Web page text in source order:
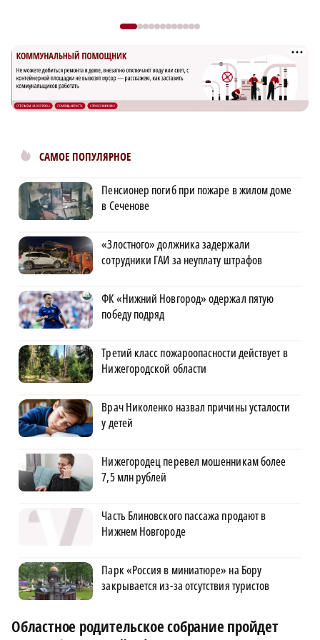
САМОЕ ПОПУЛЯРНОЕ
Пенсионер погиб при пожаре в жилом доме
в Сеченове
«Злостного» должника задержали
сотрудники ГАИ за неуплату штрафов
ФК «Нижний Новгород» одержал пятую
победу подряд
Третий класс пожароопасности действует в
Нижегородской области
Врач Николенко назвал причины усталости
у детей
Нижегородец перевел мошенникам более
7,5 млн рублей
Часть Блиновского пассажа продают в
Нижнем Новгороде
Парк «Россия в миниатюре» на Бору
закрывается из-за отсутствия туристов
Областное родительское собрание пройдет